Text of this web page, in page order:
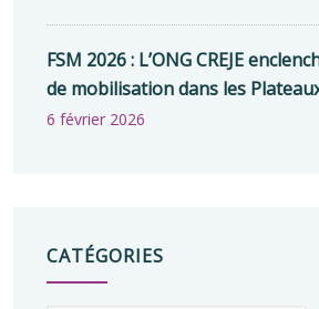
FSM 2026 : L’ONG CREJE
de mobilisation dans les
6 février 2026
CATÉGORIES